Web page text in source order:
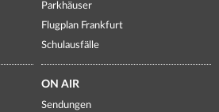
Parkhäuser
Flugplan Frankfurt
Schulausfälle
ON AIR
Sendungen